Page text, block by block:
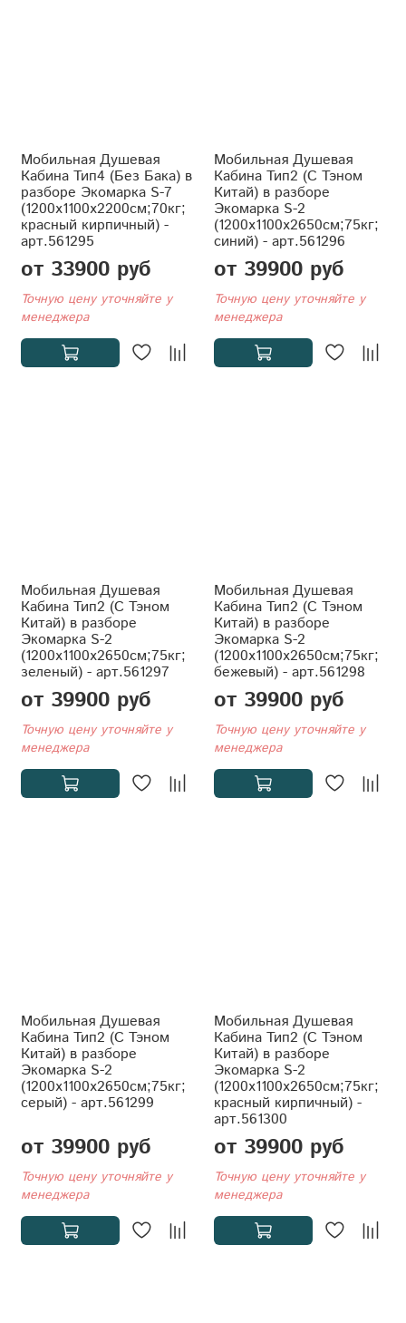
Мобильная Душевая
Кабина Тип4 (Без Бака) в
разборе Экомарка S-7
(1200x1100x2200см;70кг;
красный кирпичный) -
арт.561295
от 33900 руб
Точную цену уточняйте у
менеджера
Мобильная Душевая
Кабина Тип2 (С Тэном
Китай) в разборе
Экомарка S-2
(1200x1100x2650см;75кг;
синий) - арт.561296
от 39900 руб
Точную цену уточняйте у
менеджера
Мобильная Душевая
Кабина Тип2 (С Тэном
Китай) в разборе
Экомарка S-2
(1200x1100x2650см;75кг;
зеленый) - арт.561297
от 39900 руб
Точную цену уточняйте у
менеджера
Мобильная Душевая
Кабина Тип2 (С Тэном
Китай) в разборе
Экомарка S-2
(1200x1100x2650см;75кг;
бежевый) - арт.561298
от 39900 руб
Точную цену уточняйте у
менеджера
Мобильная Душевая
Кабина Тип2 (С Тэном
Китай) в разборе
Экомарка S-2
(1200x1100x2650см;75кг;
серый) - арт.561299
от 39900 руб
Точную цену уточняйте у
менеджера
Мобильная Душевая
Кабина Тип2 (С Тэном
Китай) в разборе
Экомарка S-2
(1200x1100x2650см;75кг;
красный кирпичный) -
арт.561300
от 39900 руб
Точную цену уточняйте у
менеджера